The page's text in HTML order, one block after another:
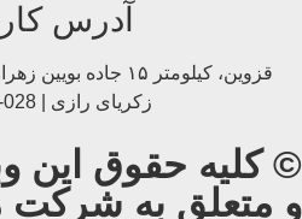
آدرس
قزوین، کیلومتر ۱۵
زکریای رازی | 028-33453266
© کلیه حقوق این
و متعلق به شرکت